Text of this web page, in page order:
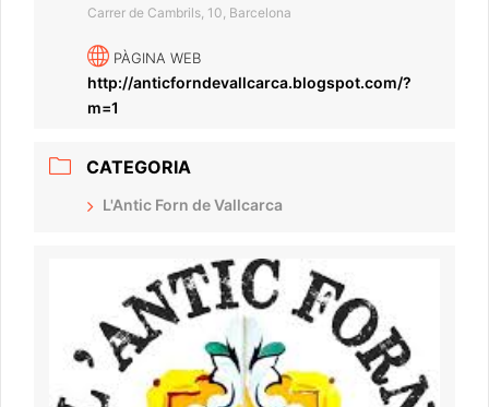
Carrer de Cambrils, 10, Barcelona
PÀGINA WEB
http://anticforndevallcarca.blogspot.com/?
m=1
CATEGORIA
L'Antic Forn de Vallcarca